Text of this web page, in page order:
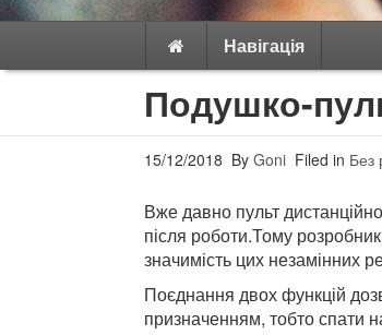
Навігація
Подушко-
15/12/2018 By Goni Filed in Без
Вже давно пульт
після роботи.Тому
значимість цих незамінних
Поєднання двох функцій
призначенням, тобто спати